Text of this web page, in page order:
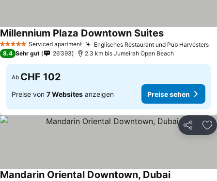
5 Sterne Serviced apartment Englisches Restaurant und Pub Harvesters
Millennium Plaza Downtown Suites
8.4 Sehr gut 26’393 2.3 km bis Jumeirah Open Beach
Ab CHF 102
Preise von 7 Websites anzeigen Preise sehen
Teilen
Mandarin Oriental Downtown, Dubai